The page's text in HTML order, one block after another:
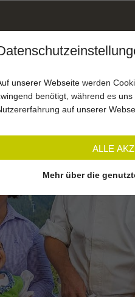
AKTIV
unserer Webseite werden
benötigt, während es
auf unserer
ALLE
Mehr über die